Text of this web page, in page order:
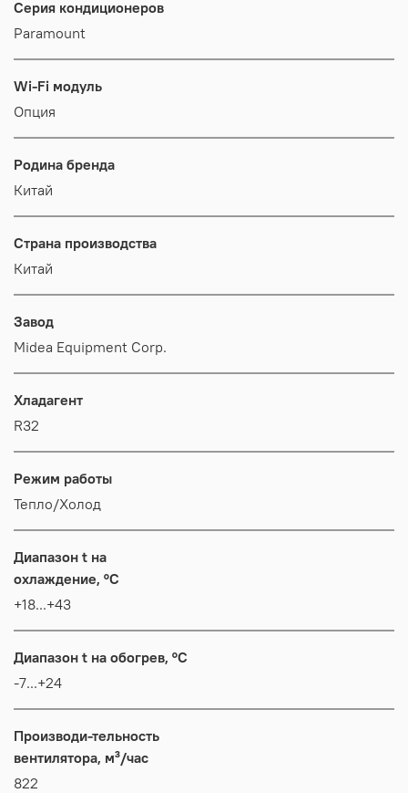
Серия кондиционеров
Paramount
Wi-Fi модуль
Опция
Родина бренда
Китай
Страна производства
Китай
Завод
Midea Equipment Corp.
Хладагент
R32
Режим работы
Тепло/Холод
Диапазон t на
охлаждение, °C
+18...+43
Диапазон t на обогрев, °C
-7...+24
Производи-тельность
вентилятора, м³/час
822